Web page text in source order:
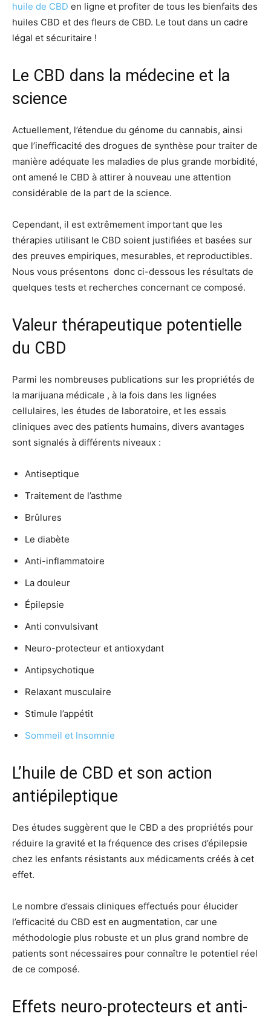
huile de CBD en ligne et profiter de tous les bienfaits des
huiles CBD et des fleurs de CBD. Le tout dans un cadre
légal et sécuritaire !
Le CBD dans la médecine et la
science
Actuellement, l’étendue du génome du cannabis, ainsi
que l’inefficacité des drogues de synthèse pour traiter de
manière adéquate les maladies de plus grande morbidité,
ont amené le CBD à attirer à nouveau une attention
considérable de la part de la science.
Cependant, il est extrêmement important que les
thérapies utilisant le CBD soient justifiées et basées sur
des preuves empiriques, mesurables, et reproductibles.
Nous vous présentons donc ci-dessous les résultats de
quelques tests et recherches concernant ce composé.
Valeur thérapeutique potentielle
du CBD
Parmi les nombreuses publications sur les propriétés de
la marijuana médicale , à la fois dans les lignées
cellulaires, les études de laboratoire, et les essais
cliniques avec des patients humains, divers avantages
sont signalés à différents niveaux :
Antiseptique
Traitement de l’asthme
Brûlures
Le diabète
Anti-inflammatoire
La douleur
Épilepsie
Anti convulsivant
Neuro-protecteur et antioxydant
Antipsychotique
Relaxant musculaire
Stimule l’appétit
Sommeil et Insomnie
L’huile de CBD et son action
antiépileptique
Des études suggèrent que le CBD a des propriétés pour
réduire la gravité et la fréquence des crises d’épilepsie
chez les enfants résistants aux médicaments créés à cet
effet.
Le nombre d’essais cliniques effectués pour élucider
l’efficacité du CBD est en augmentation, car une
méthodologie plus robuste et un plus grand nombre de
patients sont nécessaires pour connaître le potentiel réel
de ce composé.
Effets neuro-protecteurs et anti-